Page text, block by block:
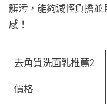
髒污，能夠減輕負擔並
感！
去角質洗面乳推薦2
價格